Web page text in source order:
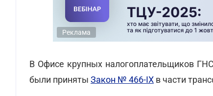
Реклама
В Офисе крупных налогоплательщиков ГНС
были приняты Закон № 466-IX в части